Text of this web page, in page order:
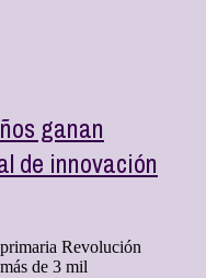
ganan
de innovación
Revolución
de 3 mil